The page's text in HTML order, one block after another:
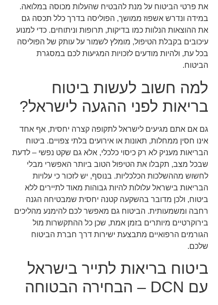
את פרטי הביטוח על מנת להבטיח שהעלות מכוסה במלואה.
במידה ונדרש אשפוז ממושך, הפוליסה בדרך כלל תכסה גם
את ההוצאות הנלוות כמו בדיקות, תרופות וניתוחים. כדי למנוע
עיכובים בקבלת הטיפול, מומלץ לשמור על עותק של הפוליסה
בכל עת, ולהיות מודעים לזכויות המגיעות לכם במסגרת
הביטוח.
למה חשוב לעשות ביטוח
בריאות לפני ההגעה לישראל?
גם אם אתם מגיעים לישראל לתקופה קצרה יחסית, אף אחד
אינו חסין ממחלות, תאונות או אירועים בלתי צפויים. ביטוח
הבריאות מעניק לא רק כיסוי כלכלי, אלא גם שקט נפשי – לדעת
שבכל מצב, תקבלו את הטיפול הטוב ביותר האפשרי מבלי
לחשוש מההשלכות הכלכליות. בנוסף, יש לזכור כי עלויות
הבריאות בישראל עלולות להיות גבוהות מאוד לתיירים ללא
ביטוח, ולכן מדובר בהשקעה קטנה יחסית שמבטיחה הגנה
רחבה ומשמעותית. הביטוח גם מאפשר לכם להימנע מהליכים
בירוקרטיים מיותרים בזמן אמת, שכן כל ההתקשרות מול
הגורמים הרפואיים מתבצעת ישירות דרך חברת הביטוח
שלכם.
ביטוח בריאות לתייר בישראל
עם DCN – הבחירה הבטוחה